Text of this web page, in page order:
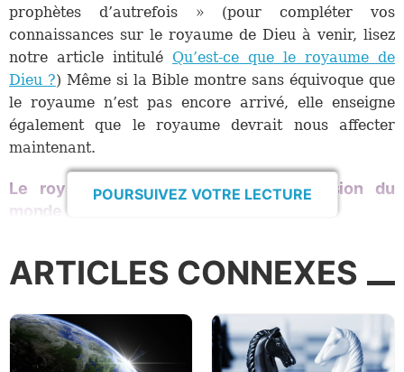
prophètes d’autrefois » (pour compléter vos
connaissances sur le royaume de Dieu à venir, lisez
notre article intitulé Qu’est-ce que le royaume de
Dieu ?) Même si la Bible montre sans équivoque que
le royaume n’est pas encore arrivé, elle enseigne
également que le royaume devrait nous affecter
maintenant.
Le royaume devrait changer notre vision du
monde
nous commençons à croire en la bonne nouvelle du
royaume de Dieu résulte de notre perspective du
ce que nous connaissons par expérience personnelle.
Bien qu’il contienne de bonnes choses, grâce à
POURSUIVEZ VOTRE LECTURE
ARTICLES CONNEXES